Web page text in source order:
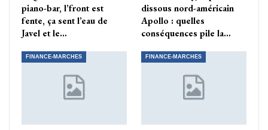
piano-bar, l’front est
fente, ça sent l’eau de
Javel et le…
dissous nord-américain
Apollo : quelles
conséquences pile la…
FINANCE-MARCHES FINANCE-MARCHES